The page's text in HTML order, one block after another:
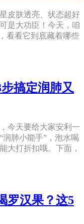
皮肤透亮、状态超好
是大功臣！今天，咱
看看它到底藏着哪些
搞定润肺又
今天要给大家安利一
肺小能手”，泡水喝
大打折扣哦。下面，
罗汉果？这5